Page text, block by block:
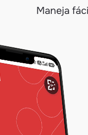
Maneja